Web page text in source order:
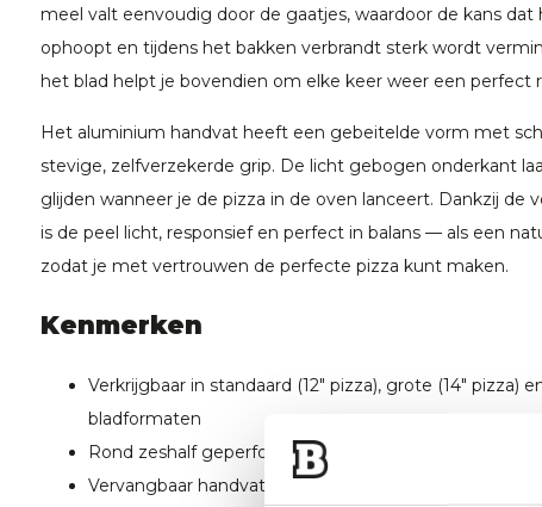
meel valt eenvoudig door de gaatjes, waardoor de kans dat
ophoopt en tijdens het bakken verbrandt sterk wordt
het blad helpt je bovendien om elke keer weer een perfect
Het aluminium handvat heeft een gebeitelde vorm met
stevige, zelfverzekerde grip. De licht gebogen onderkant
glijden wanneer je de pizza in de oven lanceert. Dankzij de
is de peel licht, responsief en perfect in balans — als een
zodat je met vertrouwen de perfecte pizza kunt maken.
Kenmerken
Verkrijgbaar in standaard (12" pizza), grote (14" pizza)
bladformaten
Rond zeshalf geperforeerd lemmet
Vervangbaar handvat